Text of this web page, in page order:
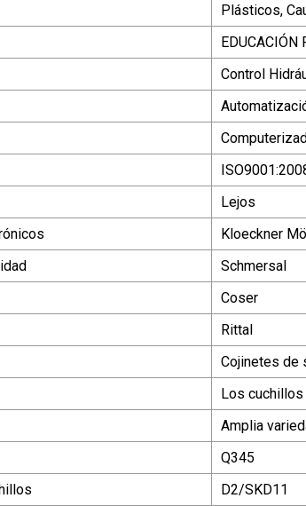
Plásticos,
EDUCACIÓN
Control
Lejos
Kloeckner
Schmersal
Coser
Rittal
Cojinetes de
Los
Amplia
Q345
D2/SKD11